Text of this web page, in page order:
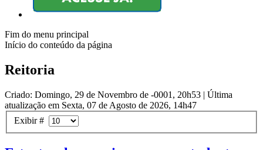
Fim do menu principal
Início do conteúdo da página
Reitoria
Criado: Domingo, 29 de Novembro de -0001, 20h53 | Última
atualização em Sexta, 07 de Agosto de 2026, 14h47
Exibir #